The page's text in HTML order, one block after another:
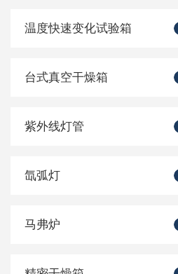
温度快速变化试验箱
台式真空干燥箱
紫外线灯管
氙弧灯
马弗炉